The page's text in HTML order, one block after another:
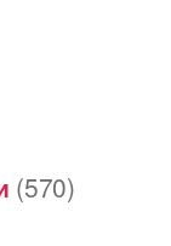
(570)